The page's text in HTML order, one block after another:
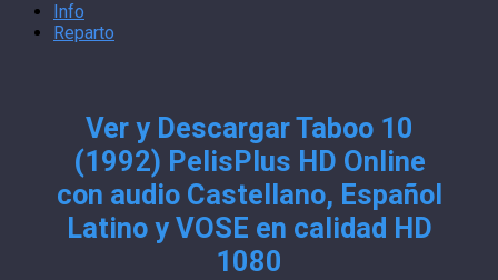
Info
Reparto
Ver y Descargar Taboo 10
(1992) PelisPlus HD Online
con audio Castellano, Español
Latino y VOSE en calidad HD
1080